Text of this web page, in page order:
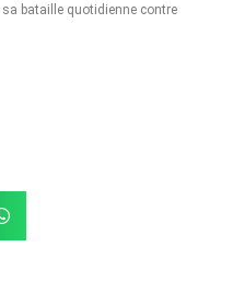
bataille quotidienne contre